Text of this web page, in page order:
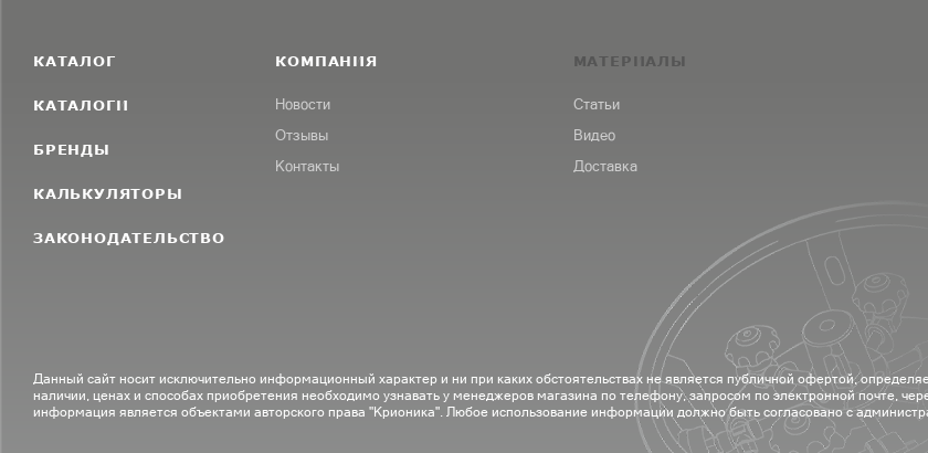
КАТАЛОГ
КАТАЛОГИ
БРЕНДЫ
КАЛЬКУЛЯТОРЫ
ЗАКОНОДАТЕЛЬСТВО
КОМПАНИЯ
Новости
Отзывы
Контакты
МАТЕРИАЛЫ
Статьи
Видео
Доставка
Данный сайт носит исключительно информационный характер и ни при каких обстоятельствах не является публичной офертой,
наличии, ценах и способах приобретения необходимо узнавать у менеджеров магазина по телефону, запросом по электронной почте,
информация является объектами авторского права "Крионика". Любое использование информации должно быть согласовано с